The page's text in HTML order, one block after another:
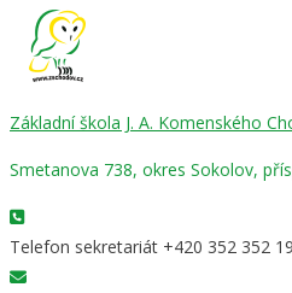
Základní škola J. A. Komenského
Smetanova 738, okres Sokolov,
Telefon sekretariát +420 352 352